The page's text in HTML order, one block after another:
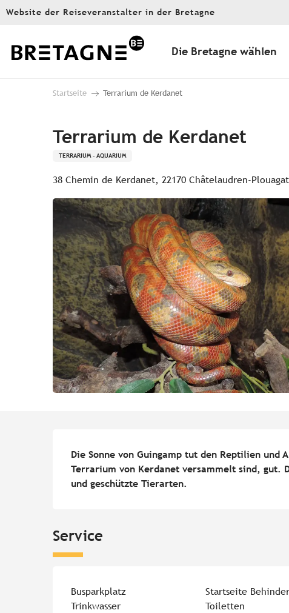
Aller
principal
Website der Reiseveranstalter in der Bretagne
Die Bretagne wählen
Startseite Terrarium de Kerdanet
Terrarium de Kerdanet
TERRARIUM - AQUARIUM
38 Chemin de Kerdanet, 22170 Châtelaudren-Plouagat
Die Sonne von Guingamp tut den Reptilien und
Terrarium von Kerdanet versammelt sind, gut.
und geschützte Tierarten.
Service
Busparkplatz Startseite
Trinkwasser
Toiletten